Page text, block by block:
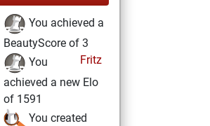
You achieved a
BeautyScore of 3
Fritz
You
achieved a new Elo
of 1591
You created